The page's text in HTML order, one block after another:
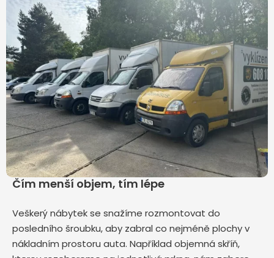
Čím menší objem, tím lépe
Veškerý nábytek se snažíme rozmontovat do
posledního šroubku, aby zabral co nejméně plochy v
nákladním prostoru auta. Například objemná skříň,